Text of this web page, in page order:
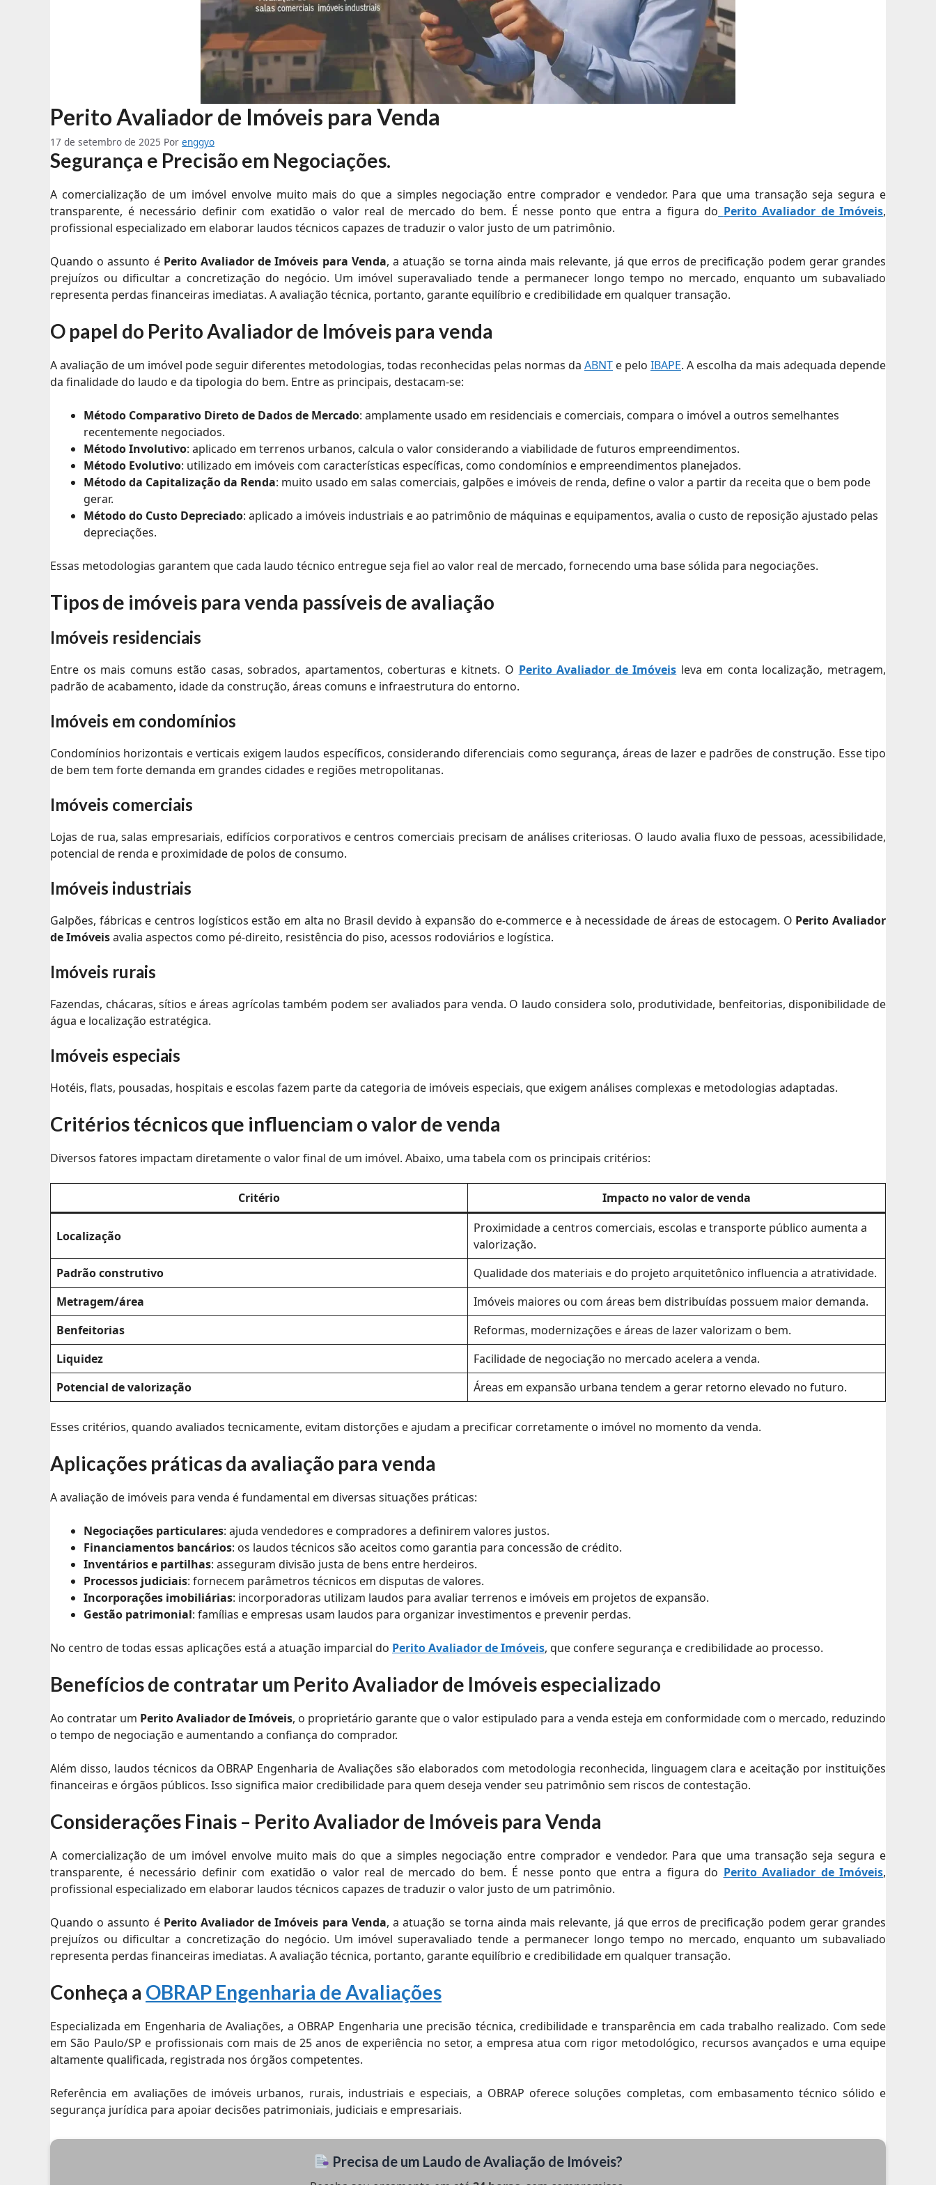
Perito Avaliador de Imóveis para Venda
17 de setembro de 2025 Por enggyo
Segurança e Precisão em Negociações.
A comercialização de um imóvel envolve muito mais do que a simples negociação entre comprador e vendedor. Para que uma transação seja segura e
transparente, é necessário definir com exatidão o valor real de mercado do bem. É nesse ponto que entra a figura do Perito Avaliador de Imóveis,
profissional especializado em elaborar laudos técnicos capazes de traduzir o valor justo de um patrimônio.
Quando o assunto é Perito Avaliador de Imóveis para Venda, a atuação se torna ainda mais relevante, já que erros de precificação podem gerar grandes
prejuízos ou dificultar a concretização do negócio. Um imóvel superavaliado tende a permanecer longo tempo no mercado, enquanto um subavaliado
representa perdas financeiras imediatas. A avaliação técnica, portanto, garante equilíbrio e credibilidade em qualquer transação.
O papel do Perito Avaliador de Imóveis para venda
A avaliação de um imóvel pode seguir diferentes metodologias, todas reconhecidas pelas normas da ABNT e pelo IBAPE. A escolha da mais adequada depende
da finalidade do laudo e da tipologia do bem. Entre as principais, destacam-se:
Método Comparativo Direto de Dados de Mercado: amplamente usado em residenciais e comerciais, compara o imóvel a outros semelhantes
recentemente negociados.
Método Involutivo: aplicado em terrenos urbanos, calcula o valor considerando a viabilidade de futuros empreendimentos.
Método Evolutivo: utilizado em imóveis com características específicas, como condomínios e empreendimentos planejados.
Método da Capitalização da Renda: muito usado em salas comerciais, galpões e imóveis de renda, define o valor a partir da receita que o bem pode
gerar.
Método do Custo Depreciado: aplicado a imóveis industriais e ao patrimônio de máquinas e equipamentos, avalia o custo de reposição ajustado pelas
depreciações.
Essas metodologias garantem que cada laudo técnico entregue seja fiel ao valor real de mercado, fornecendo uma base sólida para negociações.
Tipos de imóveis para venda passíveis de avaliação
Imóveis residenciais
Entre os mais comuns estão casas, sobrados, apartamentos, coberturas e kitnets. O Perito Avaliador de Imóveis leva em conta localização, metragem,
padrão de acabamento, idade da construção, áreas comuns e infraestrutura do entorno.
Imóveis em condomínios
Condomínios horizontais e verticais exigem laudos específicos, considerando diferenciais como segurança, áreas de lazer e padrões de construção. Esse tipo
de bem tem forte demanda em grandes cidades e regiões metropolitanas.
Imóveis comerciais
Lojas de rua, salas empresariais, edifícios corporativos e centros comerciais precisam de análises criteriosas. O laudo avalia fluxo de pessoas, acessibilidade,
potencial de renda e proximidade de polos de consumo.
Imóveis industriais
Galpões, fábricas e centros logísticos estão em alta no Brasil devido à expansão do e-commerce e à necessidade de áreas de estocagem. O Perito Avaliador
de Imóveisavalia aspectos como pé-direito, resistência do piso, acessos rodoviários e logística.
Imóveis rurais
Fazendas, chácaras, sítios e áreas agrícolas também podem ser avaliados para venda. O laudo considera solo, produtividade, benfeitorias, disponibilidade de
água e localização estratégica.
Imóveis especiais
Hotéis, flats, pousadas, hospitais e escolas fazem parte da categoria de imóveis especiais, que exigem análises complexas e metodologias adaptadas.
Critérios técnicos que influenciam o valor de venda
Diversos fatores impactam diretamente o valor final de um imóvel. Abaixo, uma tabela com os principais critérios:
Critério Impacto no valor de venda
Localização
Proximidade a centros comerciais, escolas e transporte público aumenta a
valorização.
Padrão construtivo
Qualidade dos materiais e do projeto arquitetônico influencia a atratividade.
Metragem/área
Imóveis maiores ou com áreas bem distribuídas possuem maior demanda.
Benfeitorias
Reformas, modernizações e áreas de lazer valorizam o bem.
Liquidez
Facilidade de negociação no mercado acelera a venda.
Potencial de valorização
Áreas em expansão urbana tendem a gerar retorno elevado no futuro.
Esses critérios, quando avaliados tecnicamente, evitam distorções e ajudam a precificar corretamente o imóvel no momento da venda.
Aplicações práticas da avaliação para venda
A avaliação de imóveis para venda é fundamental em diversas situações práticas:
Negociações particulares: ajuda vendedores e compradores a definirem valores justos.
Financiamentos bancários: os laudos técnicos são aceitos como garantia para concessão de crédito.
Inventários e partilhas: asseguram divisão justa de bens entre herdeiros.
Processos judiciais: fornecem parâmetros técnicos em disputas de valores.
Incorporações imobiliárias: incorporadoras utilizam laudos para avaliar terrenos e imóveis em projetos de expansão.
Gestão patrimonial: famílias e empresas usam laudos para organizar investimentos e prevenir perdas.
No centro de todas essas aplicações está a atuação imparcial do Perito Avaliador de Imóveis, que confere segurança e credibilidade ao processo.
Benefícios de contratar um Perito Avaliador de Imóveis especializado
Ao contratar um Perito Avaliador de Imóveis, o proprietário garante que o valor estipulado para a venda esteja em conformidade com o mercado, reduzindo
o tempo de negociação e aumentando a confiança do comprador.
Além disso, laudos técnicos da OBRAP Engenharia de Avaliações são elaborados com metodologia reconhecida, linguagem clara e aceitação por instituições
financeiras e órgãos públicos. Isso significa maior credibilidade para quem deseja vender seu patrimônio sem riscos de contestação.
Considerações Finais – Perito Avaliador de Imóveis para Venda
A comercialização de um imóvel envolve muito mais do que a simples negociação entre comprador e vendedor. Para que uma transação seja segura e
transparente, é necessário definir com exatidão o valor real de mercado do bem. É nesse ponto que entra a figura do Perito Avaliador de Imóveis,
profissional especializado em elaborar laudos técnicos capazes de traduzir o valor justo de um patrimônio.
Quando o assunto é Perito Avaliador de Imóveis para Venda, a atuação se torna ainda mais relevante, já que erros de precificação podem gerar grandes
prejuízos ou dificultar a concretização do negócio. Um imóvel superavaliado tende a permanecer longo tempo no mercado, enquanto um subavaliado
representa perdas financeiras imediatas. A avaliação técnica, portanto, garante equilíbrio e credibilidade em qualquer transação.
Conheça a OBRAP Engenharia de Avaliações
Especializada em Engenharia de Avaliações, a OBRAP Engenharia une precisão técnica, credibilidade e transparência em cada trabalho realizado. Com sede
em São Paulo/SP e profissionais com mais de 25 anos de experiência no setor, a empresa atua com rigor metodológico, recursos avançados e uma equipe
altamente qualificada, registrada nos órgãos competentes.
Referência em avaliações de imóveis urbanos, rurais, industriais e especiais, a OBRAP oferece soluções completas, com embasamento técnico sólido e
segurança jurídica para apoiar decisões patrimoniais, judiciais e empresariais.
Precisa de um Laudo de Avaliação de Imóveis?